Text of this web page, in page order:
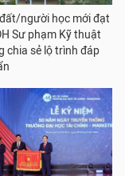
người học mới đạt
Sư phạm Kỹ thuật
chia sẻ lộ trình đáp